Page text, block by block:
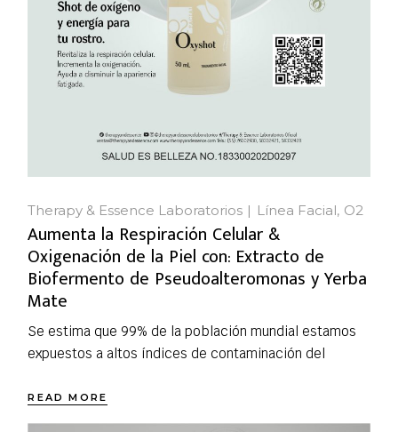
Therapy & Essence Laboratorios Línea Facial O2
Aumenta la Respiración Celular &
Oxigenación de la Piel con: Extracto de
Biofermento de Pseudoalteromonas y Yerba
Mate
Se estima que 99% de la población mundial estamos
expuestos a altos índices de contaminación del
READ MORE